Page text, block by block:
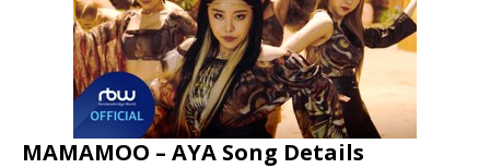
MAMAMOO – AYA Song Details